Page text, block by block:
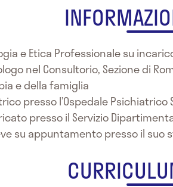
e Etica Professionale su
nel Consultorio, Sezione di
e della famiglia
presso l’Ospedale Psichiatrico
presso il Servizio
su appuntamento presso il suo